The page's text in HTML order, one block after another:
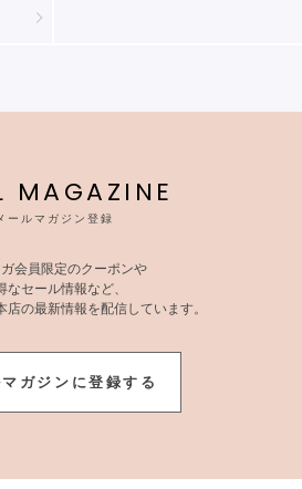
MAGAZINE
ールマガジン登録
会員限定のクーポンや
なセール情報など、
店の最新情報を配信しています。
ガジンに登録する